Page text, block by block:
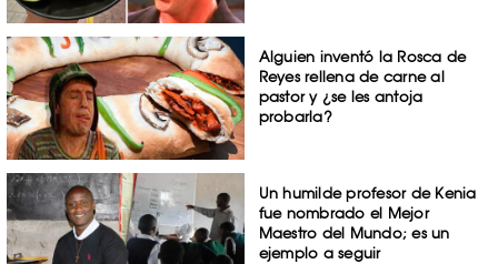
Alguien inventó la Rosca de
Reyes rellena de carne al
pastor y ¿se les antoja
probarla?
Un humilde profesor de Kenia
fue nombrado el Mejor
Maestro del Mundo; es un
ejemplo a seguir